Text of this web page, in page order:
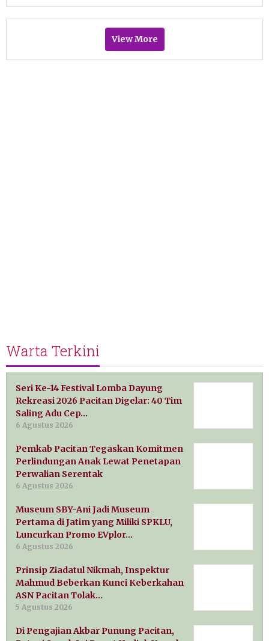
Ketenagakerjaan
View More
Warta Terkini
Seri Ke-14 Festival Lomba Dayung
Rekreasi 2026 Pacitan Digelar: 40 Tim
Saling Adu Cep…
6 Agustus 2026
Pemkab Pacitan Tegaskan Komitmen
Perlindungan Anak Lewat Penetapan
Perwalian Serentak
6 Agustus 2026
Museum SBY-Ani Jadi Museum
Pertama di Jatim yang Miliki SPKLU,
Luncurkan Promo EVplor…
6 Agustus 2026
Prinsip Ziadatul Nikmah, Inspektur
Mahmud Beberkan Kunci Keberkahan
ASN Pacitan Tolak…
5 Agustus 2026
Di Pengajian Akbar Punung Pacitan,